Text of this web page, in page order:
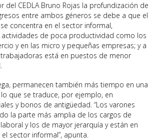
del CEDLA Bruno Rojas la profundización de
entre ambos géneros se debe a que el
concentra en el sector informal,
de poca productividad como los
y en las micro y pequeñas empresas; y a
está en puestos de menor
permanecen también más tiempo en una
que se traduce, por ejemplo, en
y bonos de antigüedad. “Los varones
la parte más amplia de los cargos de
y los de mayor jerarquía y están en
sector informal”, apunta.